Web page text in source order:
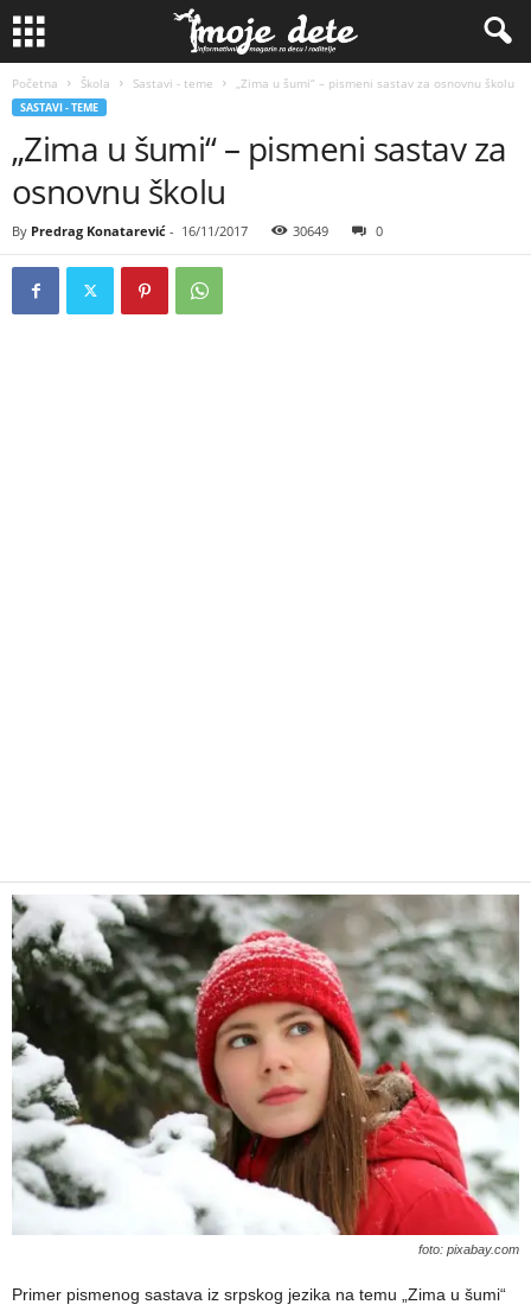
Početna Škola Sastavi - teme „Zima u šumi“ – pismeni sastav za osnovnu školu
SASTAVI - TEME
„Zima u šumi“ – pismeni sastav za
osnovnu školu
By Predrag Konatarević - 16/11/2017 30649 0
foto: pixabay.com
Primer pismenog sastava iz srpskog jezika na temu „Zima u šumi“